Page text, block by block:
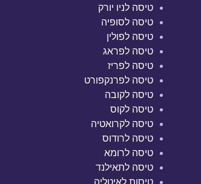
טיסה לניו יורק
טיסה לסופיה
טיסה לפולין
טיסה לפראג
טיסה לפריז
טיסה לפרנקפורט
טיסה לקובה
טיסה לקוס
טיסה לקרואטיה
טיסה לרודוס
טיסה לרומא
טיסה לתאילנד